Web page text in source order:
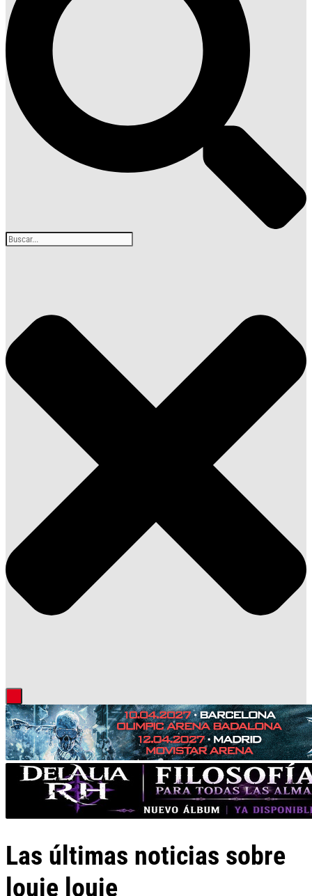
Las últimas noticias sobre
louie louie